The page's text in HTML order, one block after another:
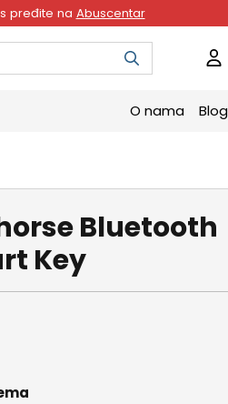
pređite na Abuscentar
O nama Blog
Bluetooth
Key